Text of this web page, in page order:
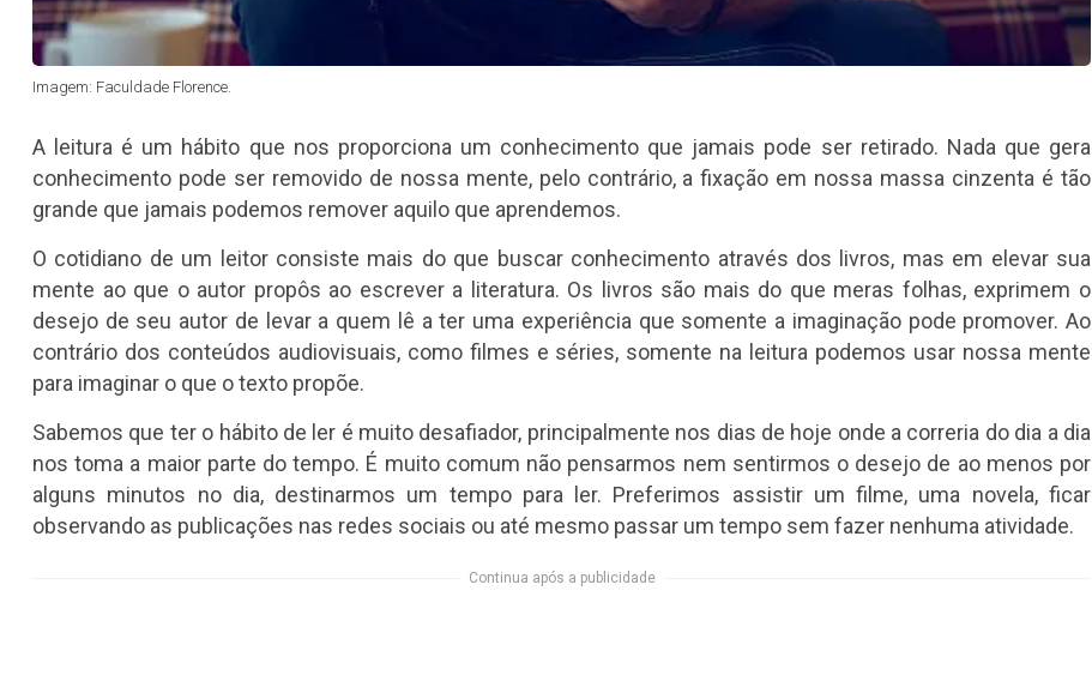
Imagem: Faculdade Florence.
A leitura é um hábito que nos proporciona um conhecimento que jamais pode ser retirado. Nada que gera
conhecimento pode ser removido de nossa mente, pelo contrário, a fixação em nossa massa cinzenta é tão
grande que jamais podemos remover aquilo que aprendemos.
O cotidiano de um leitor consiste mais do que buscar conhecimento através dos livros, mas em elevar sua
mente ao que o autor propôs ao escrever a literatura. Os livros são mais do que meras folhas, exprimem o
desejo de seu autor de levar a quem lê a ter uma experiência que somente a imaginação pode promover. Ao
contrário dos conteúdos audiovisuais, como filmes e séries, somente na leitura podemos usar nossa mente
para imaginar o que o texto propõe.
Sabemos que ter o hábito de ler é muito desafiador, principalmente nos dias de hoje onde a correria do dia a dia
nos toma a maior parte do tempo. É muito comum não pensarmos nem sentirmos o desejo de ao menos por
alguns minutos no dia, destinarmos um tempo para ler. Preferimos assistir um filme, uma novela, ficar
observando as publicações nas redes sociais ou até mesmo passar um tempo sem fazer nenhuma atividade.
Continua após a publicidade